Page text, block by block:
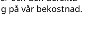
på vår bekostnad.